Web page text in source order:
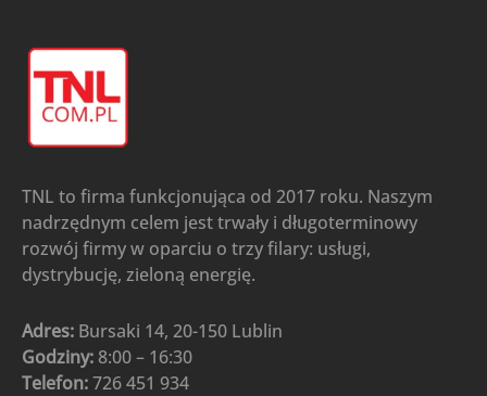
TNL to firma funkcjonująca od 2017 roku. Naszym
nadrzędnym celem jest trwały i długoterminowy
rozwój firmy w oparciu o trzy filary: usługi,
dystrybucję, zieloną energię.
Adres: Bursaki 14, 20-150 Lublin
Godziny: 8:00 – 16:30
Telefon:726 451 934